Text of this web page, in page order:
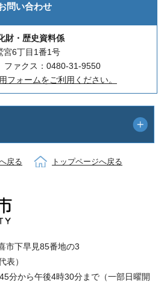
問い合わせ
財・歴史資料係
6丁目1番1号
ァクス：0480-31-9550
フォームをご利用ください。
戻る トップページへ戻る
下早見85番地の3
表）
分から午後4時30分まで（一部日曜開